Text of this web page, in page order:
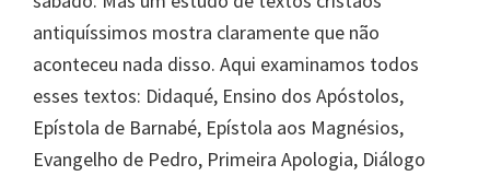
antiquíssimos mostra claramente que não
aconteceu nada disso. Aqui examinamos todos
esses textos: Didaqué, Ensino dos Apóstolos,
Epístola de Barnabé, Epístola aos Magnésios,
Evangelho de Pedro, Primeira Apologia, Diálogo